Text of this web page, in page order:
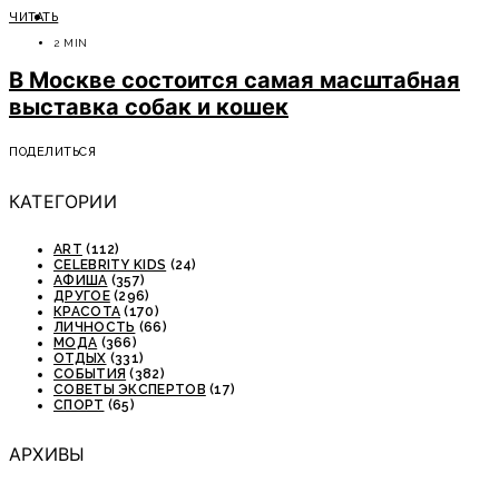
СОВЕТЫ ЭКСПЕРТОВ
ЧИТАТЬ
2 MIN
В Москве состоится самая масштабная
выставка собак и кошек
ПОДЕЛИТЬСЯ
КАТЕГОРИИ
ART (112)
CELEBRITY KIDS (24)
АФИША (357)
ДРУГОЕ(296)
КРАСОТА (170)
ЛИЧНОСТЬ (66)
МОДА (366)
ОТДЫХ (331)
СОБЫТИЯ (382)
СОВЕТЫ ЭКСПЕРТОВ (17)
СПОРТ (65)
АРХИВЫ